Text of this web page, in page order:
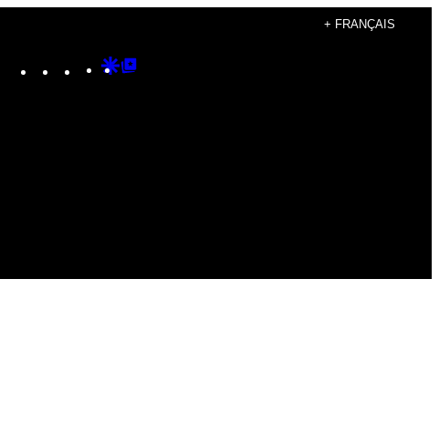
+ FRANÇAIS
Instagram
TikTokYouTube
Google